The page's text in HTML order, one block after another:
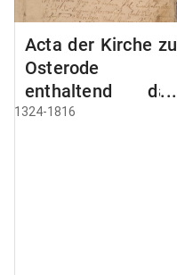
Acta der Kirche zu
Osterode
enthaltend das
Privilegium der
1324-1816